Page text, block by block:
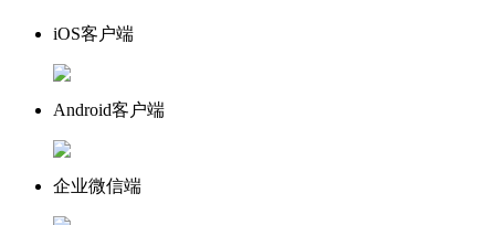
iOS客户端
Android客户端
企业微信端